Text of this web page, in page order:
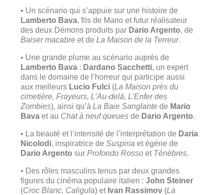
• Un scénario qui s’appuie sur une histoire de
Lamberto Bava, fils de Mario et futur réalisateur
des deux Démons produits par Dario Argento, de
Baiser macabre et de La Maison de la Terreur.
• Une grande plume au scénario auprès de
Lamberto Bava : Dardano Sacchetti, un expert
dans le domaine de l’horreur qui participe aussi
aux meilleurs Lucio Fulci (La Maison près du
cimetière, Frayeurs, L’Au-delà, L’Enfer des
Zombies), ainsi qu’à La Baie Sanglante de Mario
Bava et au Chat à neuf queues de Dario Argento.
• La beauté et l’intensité de l’interprétation de Daria
Nicolodi, inspiratrice de Suspiria et égérie de
Dario Argento sur Profondo Rosso et Ténèbres.
• Des rôles masculins tenus par deux grandes
figures du cinéma populaire italien : John Steiner
(Croc Blanc, Caligula) et Ivan Rassimov (La